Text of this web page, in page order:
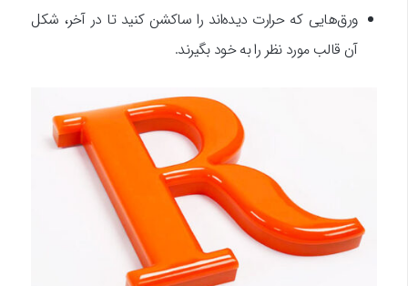
ورق‌هایی که حرارت دیده‌اند را ساکشن کنید تا در آخر، شکل
آن قالب مورد نظر را به خود بگیرند.